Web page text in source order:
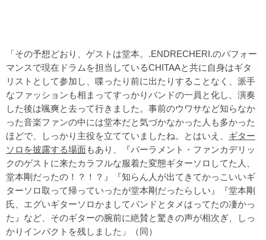
「その予想どおり、ゲストは堂本。.ENDRECHERI.のパフォー
マンスで現在ドラムを担当しているCHITAAと共に自身はギタ
リストとして参加し、喋ったり前に出たりすることなく、派手
なファッションも相まってすっかりバンドの一員と化し、演奏
した後は颯爽と去って行きました。事前のウワサなど知らなか
った音楽ファンの中には堂本だと気づかなかった人も多かった
ほどで、しっかり主役を立てていましたね。とはいえ、 ギター
ソロを披露する場面もあり、『パーラメント・ファンカデリッ
クのゲストに来たカラフルな服着た変態ギターソロしてた人、
堂本剛だったの！？！？』『知らん人が出てきてかっこいいギ
ターソロ取って帰っていったが堂本剛だったらしい』『堂本剛
氏、エグいギターソロかましてバンドとタメはってたの凄かっ
た』など、そのギターの腕前に絶賛と驚きの声が相次ぎ、しっ
かりインパクトを残しました」（同）